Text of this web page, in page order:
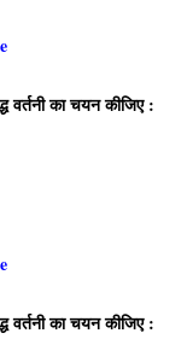
वर्तनी का चयन कीजिए :
वर्तनी का चयन कीजिए :